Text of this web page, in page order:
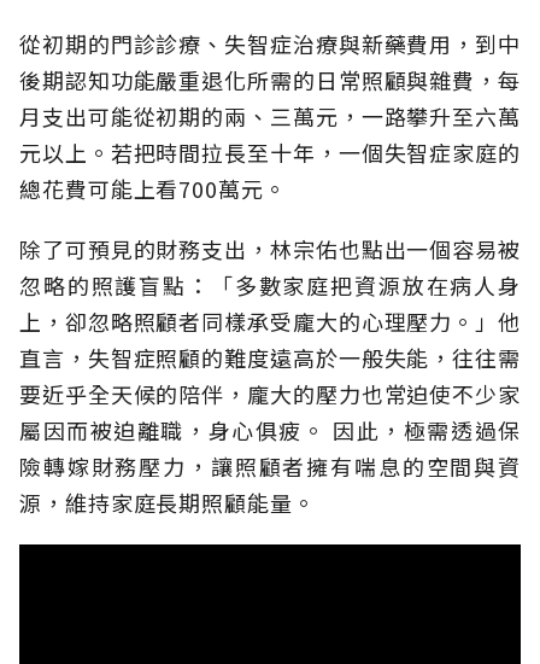
從初期的門診診療、失智症治療與新藥費用，到中
後期認知功能嚴重退化所需的日常照顧與雜費，每
月支出可能從初期的兩、三萬元，一路攀升至六萬
元以上。若把時間拉長至十年，一個失智症家庭的
總花費可能上看700萬元。
除了可預見的財務支出，林宗佑也點出一個容易被
忽略的照護盲點：「多數家庭把資源放在病人身
上，卻忽略照顧者同樣承受龐大的心理壓力。」他
直言，失智症照顧的難度遠高於一般失能，往往需
要近乎全天候的陪伴，龐大的壓力也常迫使不少家
屬因而被迫離職，身心俱疲。 因此，極需透過保
險轉嫁財務壓力，讓照顧者擁有喘息的空間與資
源，維持家庭長期照顧能量。